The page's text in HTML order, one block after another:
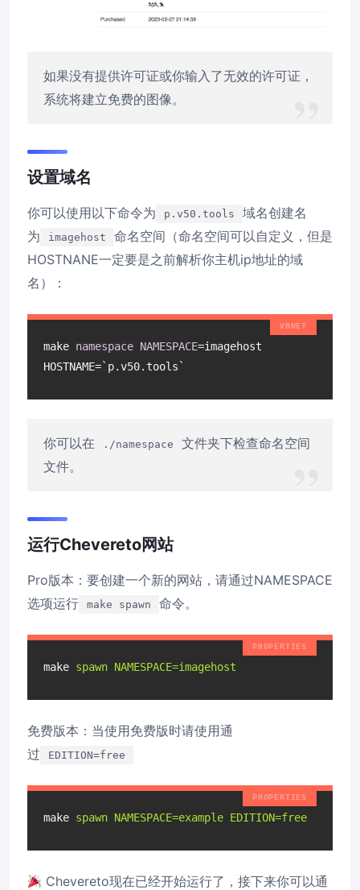
如果没有提供许可证或你输入了无效的许可证，
系统将建立免费的图像。
设置域名
你可以使用以下命令为 p.v50.tools
域名创建名
为
imagehost
命名空间（命名空间可以自定义，但是
HOSTNANE一定要是之前解析你主机ip地址的域
名）：
make namespace NAMESPACE=imagehost
HOSTNAME=`p.v50.tools`
你可以在 ./namespace
文件夹下检查命名空间
文件。
运行Chevereto网站
Pro版本：要创建一个新的网站，请通过NAMESPACE
选项运行
make spawn 命令。
make spawn NAMESPACE=imagehost
免费版本：当使用免费版时请使用通
过
EDITION=free
make spawn NAMESPACE=example EDITION=free
Chevereto现在已经开始运行了，接下来你可以通